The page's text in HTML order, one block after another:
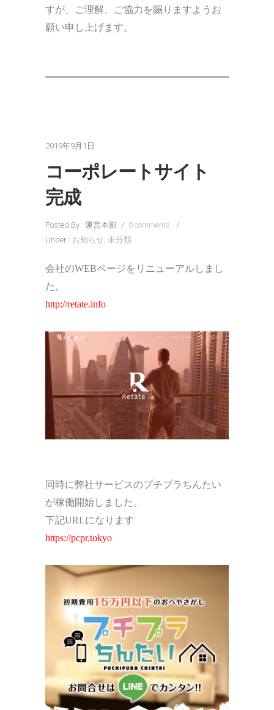
すが、ご理解、ご協力を賜りますようお
願い申し上げます。
2019年9月1日
コーポレートサイト
完成
Posted By : 運営本部 / 0 comments
/
Under : お知らせ, 未分類
会社のWEBページをリニューアルしまし
た。
http://retate.info
同時に弊社サービスのプチプラちんたい
が稼働開始しました。
下記URLになります
https://pcpr.tokyo